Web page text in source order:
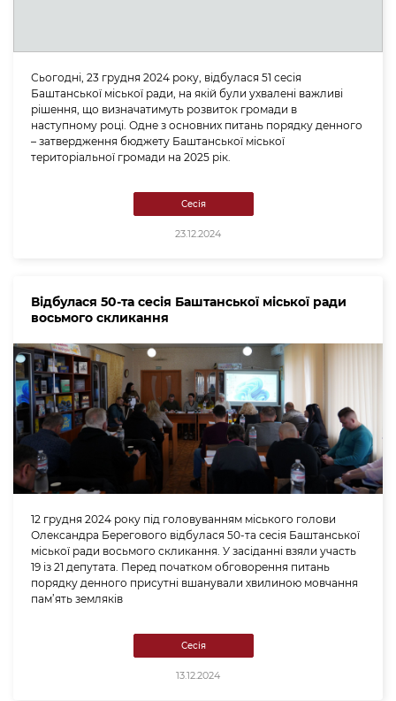
Сьогодні, 23 грудня 2024 року, відбулася 51 сесія
Баштанської міської ради, на якій були ухвалені важливі
рішення, що визначатимуть розвиток громади в
наступному році. Одне з основних питань порядку денного
– затвердження бюджету Баштанської міської
територіальної громади на 2025 рік.
Сесія
23.12.2024
Відбулася 50-та сесія Баштанської міської ради
восьмого скликання
12 грудня 2024 року під головуванням міського голови
Олександра Берегового відбулася 50-та сесія Баштанської
міської ради восьмого скликання. У засіданні взяли участь
19 із 21 депутата. Перед початком обговорення питань
порядку денного присутні вшанували хвилиною мовчання
пам’ять земляків
Сесія
13.12.2024